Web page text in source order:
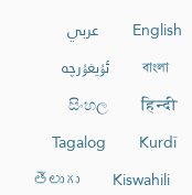
عربي English
ئۇيغۇرچە
বাংলা
සිංහල
हिन्दी
Tagalog
Kurdî
తెలుగు
Kiswahili